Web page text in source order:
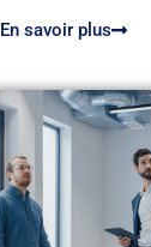
En savoir plus